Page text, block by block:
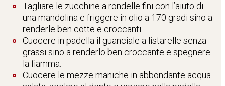
Tagliare le zucchine a rondelle fini con l’aiuto di
una mandolina e friggere in olio a 170 gradi sino a
renderle ben cotte e croccanti.
Cuocere in padella il guanciale a listarelle senza
grassi sino a renderlo ben croccante e spegnere
la fiamma.
Cuocere le mezze maniche in abbondante acqua